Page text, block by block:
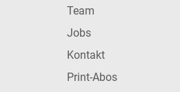
Team
Jobs
Kontakt
Print-Abos